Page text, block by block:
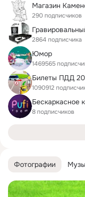
Фотографии
Магазин
290 подписчиков
2864 подписчика
Юмор
1469565
Билеты ПДД
1090912
Бескаркасное
8 подписчиков